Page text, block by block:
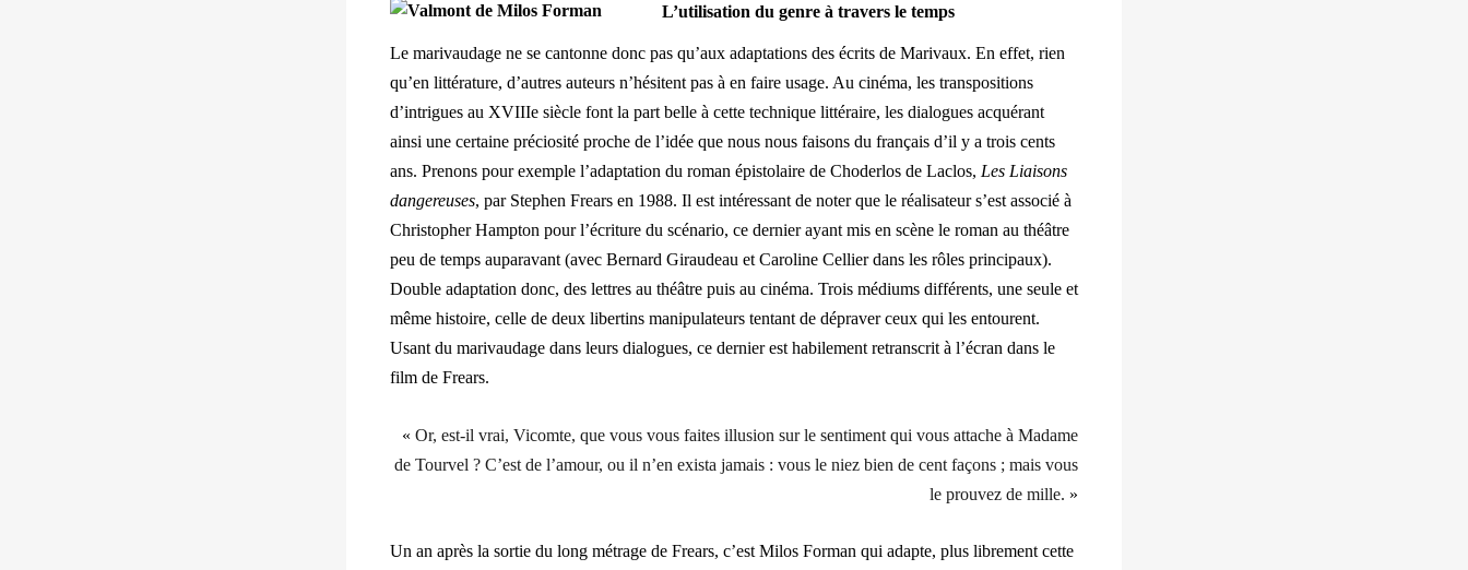
L’utilisation du genre à travers le temps
Le marivaudage ne se cantonne donc pas qu’aux adaptations des écrits de Marivaux. En effet, rien
qu’en littérature, d’autres auteurs n’hésitent pas à en faire usage. Au cinéma, les transpositions
d’intrigues au XVIIIe siècle font la part belle à cette technique littéraire, les dialogues acquérant
ainsi une certaine préciosité proche de l’idée que nous nous faisons du français d’il y a trois cents
ans. Prenons pour exemple l’adaptation du roman épistolaire de Choderlos de Laclos, Les Liaisons
dangereuses, par Stephen Frears en 1988. Il est intéressant de noter que le réalisateur s’est associé à
Christopher Hampton pour l’écriture du scénario, ce dernier ayant mis en scène le roman au théâtre
peu de temps auparavant (avec Bernard Giraudeau et Caroline Cellier dans les rôles principaux).
Double adaptation donc, des lettres au théâtre puis au cinéma. Trois médiums différents, une seule et
même histoire, celle de deux libertins manipulateurs tentant de dépraver ceux qui les entourent.
Usant du marivaudage dans leurs dialogues, ce dernier est habilement retranscrit à l’écran dans le
film de Frears.
« Or, est-il vrai, Vicomte, que vous vous faites illusion sur le sentiment qui vous attache à Madame
de Tourvel ? C’est de l’amour, ou il n’en exista jamais : vous le niez bien de cent façons ; mais vous
le prouvez de mille. »
Un an après la sortie du long métrage de Frears, c’est Milos Forman qui adapte, plus librement cette